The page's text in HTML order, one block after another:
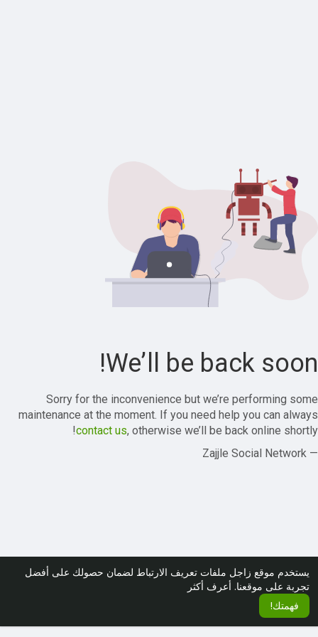
يستخدم موقع زاجل ملفات تعريف الارتباط لضمان حصولك على أفضل
تجربة على موقعنا. أعرف أكثر
فهمتك!
We’ll be back soon!
Sorry for the inconvenience but we’re performing some
maintenance at the moment. If you need help you can always
contact us, otherwise we’ll be back online shortly!
— Zajjle Social Network